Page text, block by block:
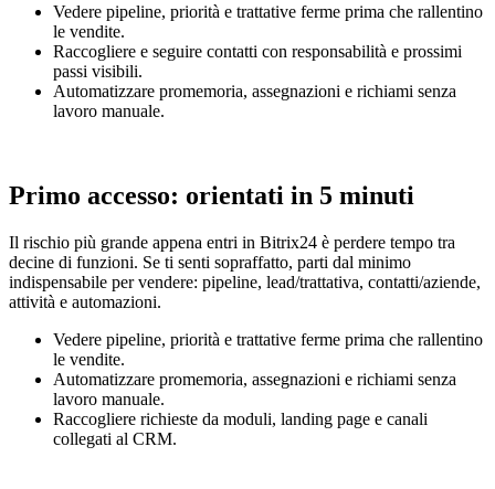
Vedere pipeline, priorità e trattative ferme prima che rallentino
le vendite.
Raccogliere e seguire contatti con responsabilità e prossimi
passi visibili.
Automatizzare promemoria, assegnazioni e richiami senza
lavoro manuale.
Primo accesso: orientati in 5 minuti
Il rischio più grande appena entri in Bitrix24 è perdere tempo tra
decine di funzioni. Se ti senti sopraffatto, parti dal minimo
indispensabile per vendere: pipeline, lead/trattativa, contatti/aziende,
attività e automazioni.
Vedere pipeline, priorità e trattative ferme prima che rallentino
le vendite.
Automatizzare promemoria, assegnazioni e richiami senza
lavoro manuale.
Raccogliere richieste da moduli, landing page e canali
collegati al CRM.